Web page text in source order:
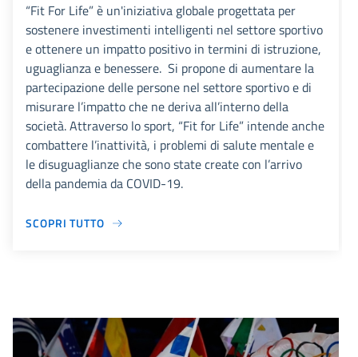
“Fit For Life” è un'iniziativa globale progettata per
sostenere investimenti intelligenti nel settore sportivo
e ottenere un impatto positivo in termini di istruzione,
uguaglianza e benessere. Si propone di aumentare la
partecipazione delle persone nel settore sportivo e di
misurare l’impatto che ne deriva all’interno della
società. Attraverso lo sport, “Fit for Life” intende anche
combattere l’inattività, i problemi di salute mentale e
le disuguaglianze che sono state create con l’arrivo
della pandemia da COVID-19.
SCOPRI TUTTO